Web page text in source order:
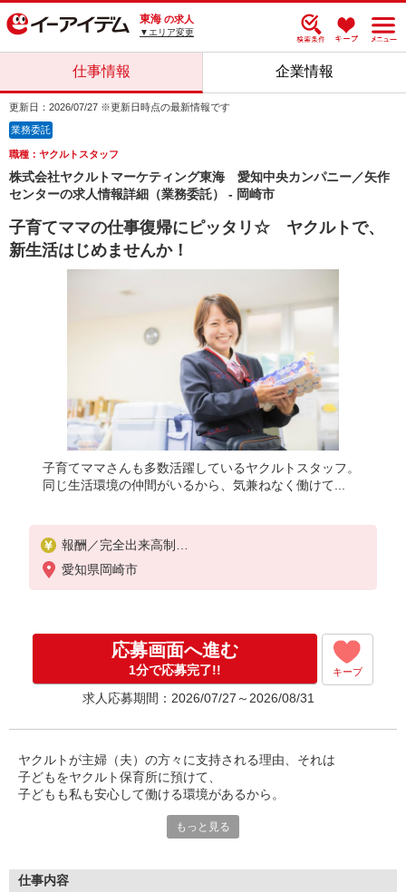
東海 の求人
▼エリア変更
仕事情報 企業情報
更新日：2026/07/27 ※更新日時点の最新情報です
業務委託
職種：ヤクルトスタッフ
株式会社ヤクルトマーケティング東海 愛知中央カンパニー／矢作
センターの求人情報詳細（業務委託） - 岡崎市
子育てママの仕事復帰にピッタリ☆ ヤクルトで、
新生活はじめませんか！
子育てママさんも多数活躍しているヤクルトスタッフ。
同じ生活環境の仲間がいるから、気兼ねなく働けて...
報酬／完全出来高制
［1］週5日勤務：月10万円〜
［2］週4日勤務：月8万円〜
り）
◎扶養の範囲内OK
◎扶養の範囲を超えた高収入も応相談
働ける時間や環境に合わせて最大限に考慮します。
初めての方・少しでも不安のある方、お気軽にお問
※収入補償/月10万円（週5日勤務）
※収入補償期間/6か月間
※研修期間中は日当支払いあり（1000円/日 11日間
、10：00〜13：30）
※月15万円以上コース新導入(8:30〜15:30）
愛知県岡崎市
応募画面へ進む
1分で応募完了!! キープ
求人応募期間：2026/07/27～2026/08/31
ヤクルトが主婦（夫）の方々に支持される理由、それは
子どもをヤクルト保育所に預けて、
子どもも私も安心して働ける環境があるから。
安心ポイントその1 ◆保育所完備◆
もっと見る
仕事内容